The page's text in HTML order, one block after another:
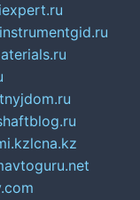
instrumentgid.ru
lcna.kz
avtoguru.net